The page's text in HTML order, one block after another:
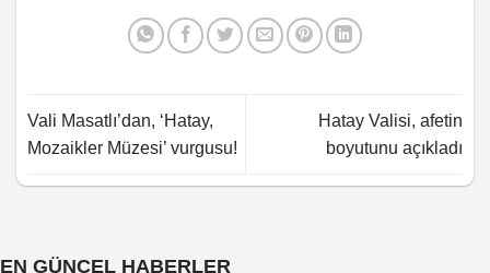
Vali Masatlı’dan, ‘Hatay,
Mozaikler Müzesi’ vurgusu!
Hatay Valisi, afetin
boyutunu açıkladı
EN GÜNCEL HABERLER